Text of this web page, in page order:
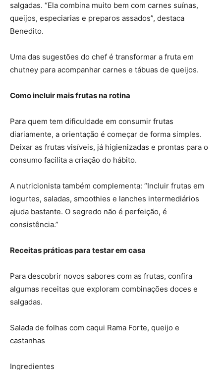
salgadas. “Ela combina muito bem com carnes suínas,
queijos, especiarias e preparos assados”, destaca
Benedito.
Uma das sugestões do chef é transformar a fruta em
chutney para acompanhar carnes e tábuas de queijos.
Como incluir mais frutas na rotina
Para quem tem dificuldade em consumir frutas
diariamente, a orientação é começar de forma simples.
Deixar as frutas visíveis, já higienizadas e prontas para o
consumo facilita a criação do hábito.
A nutricionista também complementa: “Incluir frutas em
iogurtes, saladas, smoothies e lanches intermediários
ajuda bastante. O segredo não é perfeição, é
consistência.”
Receitas práticas para testar em casa
Para descobrir novos sabores com as frutas, confira
algumas receitas que exploram combinações doces e
salgadas.
Salada de folhas com caqui Rama Forte, queijo e
castanhas
Ingredientes